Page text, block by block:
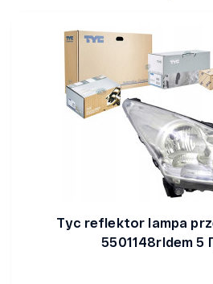
Tyc reflektor lampa
5501148rldem 5